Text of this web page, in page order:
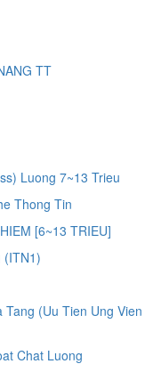
TT
Luong 7~13 Trieu
Thong Tin
[6~13 TRIEU]
(ITN1)
Tang (Uu Tien Ung Vien
Chat Luong